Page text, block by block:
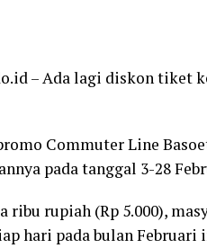
– Ada lagi diskon tiket
Commuter Line
pada tanggal 3-28
ribu rupiah (Rp 5.000),
hari pada bulan Februari